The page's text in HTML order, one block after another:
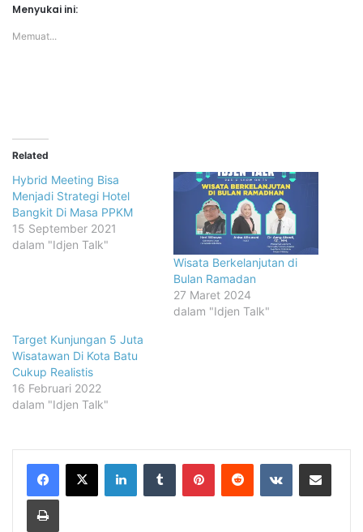
Menyukai ini:
Memuat...
Related
Hybrid Meeting Bisa
Menjadi Strategi Hotel
Bangkit Di Masa PPKM
15 September 2021
dalam "Idjen Talk"
Wisata Berkelanjutan di
Bulan Ramadan
27 Maret 2024
dalam "Idjen Talk"
Target Kunjungan 5 Juta
Wisatawan Di Kota Batu
Cukup Realistis
16 Februari 2022
dalam "Idjen Talk"
LinkedInTumblr PinterestReddit VKontakteShare via Email
Print